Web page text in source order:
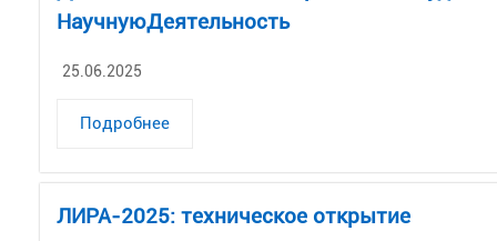
НаучнуюДеятельность
25.06.2025
Подробнее
ЛИРА-2025: техническое открытие